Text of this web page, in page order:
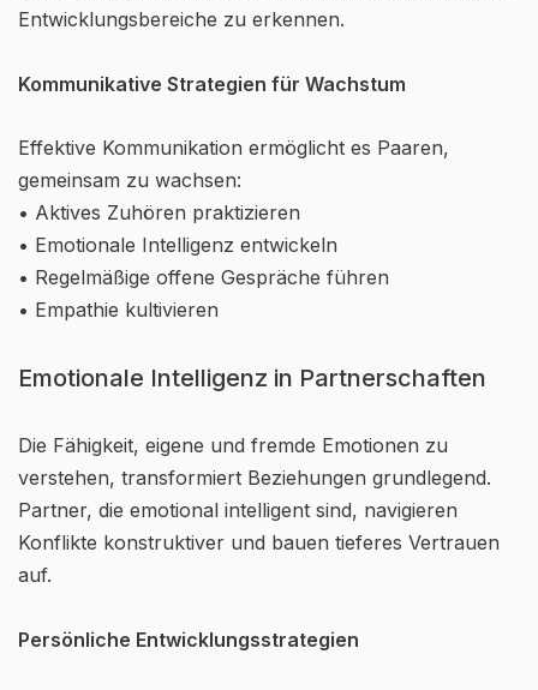
Entwicklungsbereiche zu erkennen.
Kommunikative Strategien für Wachstum
Effektive Kommunikation ermöglicht es Paaren,
gemeinsam zu wachsen:
• Aktives Zuhören praktizieren
• Emotionale Intelligenz entwickeln
• Regelmäßige offene Gespräche führen
• Empathie kultivieren
Emotionale Intelligenz in Partnerschaften
Die Fähigkeit, eigene und fremde Emotionen zu
verstehen, transformiert Beziehungen grundlegend.
Partner, die emotional intelligent sind, navigieren
Konflikte konstruktiver und bauen tieferes Vertrauen
auf.
Persönliche Entwicklungsstrategien